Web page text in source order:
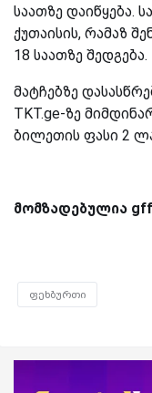
საათზე დაიწყება.
ქუთაისის, რამაზ
18 საათზე შედგება.
მატჩებზე
TKT.ge-ზე
ბილეთის ფასი 2
მომზადებულია
ფეხბურთი